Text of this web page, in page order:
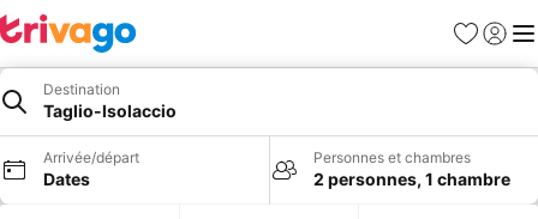
Favoris
Se
Destination
Taglio-Isolaccio
Arrivée/départ
Dates
Personnes et chambres
2 personnes, 1 chambre